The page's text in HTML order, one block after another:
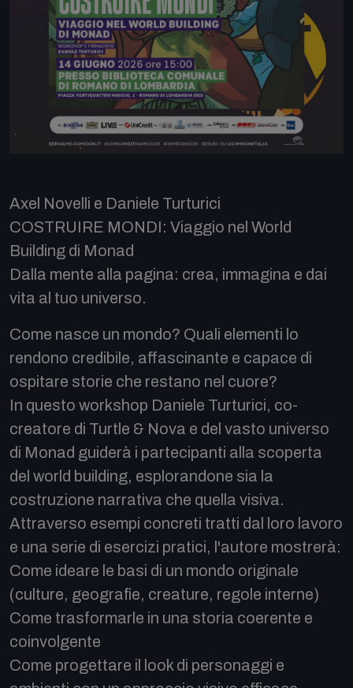
Axel Novelli e Daniele Turturici
COSTRUIRE MONDI: Viaggio nel World
Building di Monad
Dalla mente alla pagina: crea, immagina e dai
vita al tuo universo.
Come nasce un mondo? Quali elementi lo
rendono credibile, affascinante e capace di
ospitare storie che restano nel cuore?
In questo workshop Daniele Turturici, co-
creatore di Turtle & Nova e del vasto universo
di Monad guiderà i partecipanti alla scoperta
del world building, esplorandone sia la
costruzione narrativa che quella visiva.
Attraverso esempi concreti tratti dal loro lavoro
e una serie di esercizi pratici, l'autore mostrerà:
Come ideare le basi di un mondo originale
(culture, geografie, creature, regole interne)
Come trasformarle in una storia coerente e
coinvolgente
Come progettare il look di personaggi e